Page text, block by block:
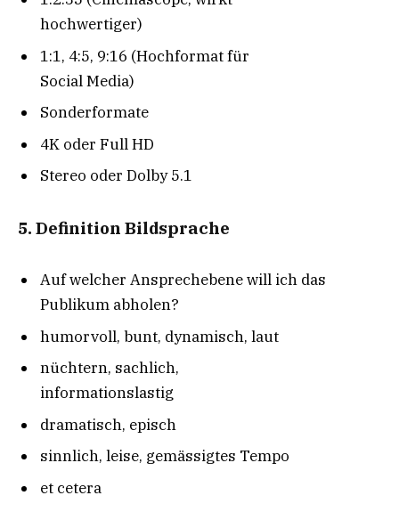
hochwertiger)
1:1, 4:5, 9:16 (Hochformat für
Social Media)
Sonderformate
4K oder Full HD
Stereo oder Dolby 5.1
5. Definition Bildsprache
Auf welcher Ansprechebene will ich das
Publikum abholen?
humorvoll, bunt, dynamisch, laut
nüchtern, sachlich,
informationslastig
dramatisch, episch
sinnlich, leise, gemässigtes Tempo
et cetera